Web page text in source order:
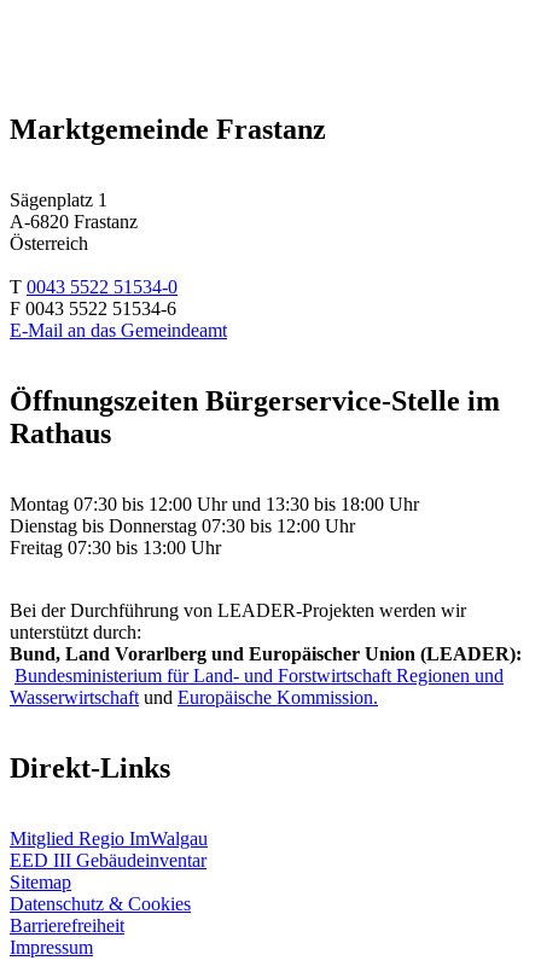
Marktgemeinde Frastanz
Sägenplatz 1
A-6820 Frastanz
Österreich
T 0043 5522 51534-0
F 0043 5522 51534-6
E-Mail an das Gemeindeamt
Öffnungszeiten Bürgerservice-Stelle im
Rathaus
Montag 07:30 bis 12:00 Uhr und 13:30 bis 18:00 Uhr
Dienstag bis Donnerstag 07:30 bis 12:00 Uhr
Freitag 07:30 bis 13:00 Uhr
Bei der Durchführung von LEADER-Projekten werden wir
unterstützt durch:
Bund, Land Vorarlberg und Europäischer Union (LEADER):
Bundesministerium für Land- und Forstwirtschaft Regionen und
Wasserwirtschaft und Europäische Kommission.
Direkt-Links
Mitglied Regio ImWalgau
EED III Gebäudeinventar
Sitemap
Datenschutz & Cookies
Barrierefreiheit
Impressum